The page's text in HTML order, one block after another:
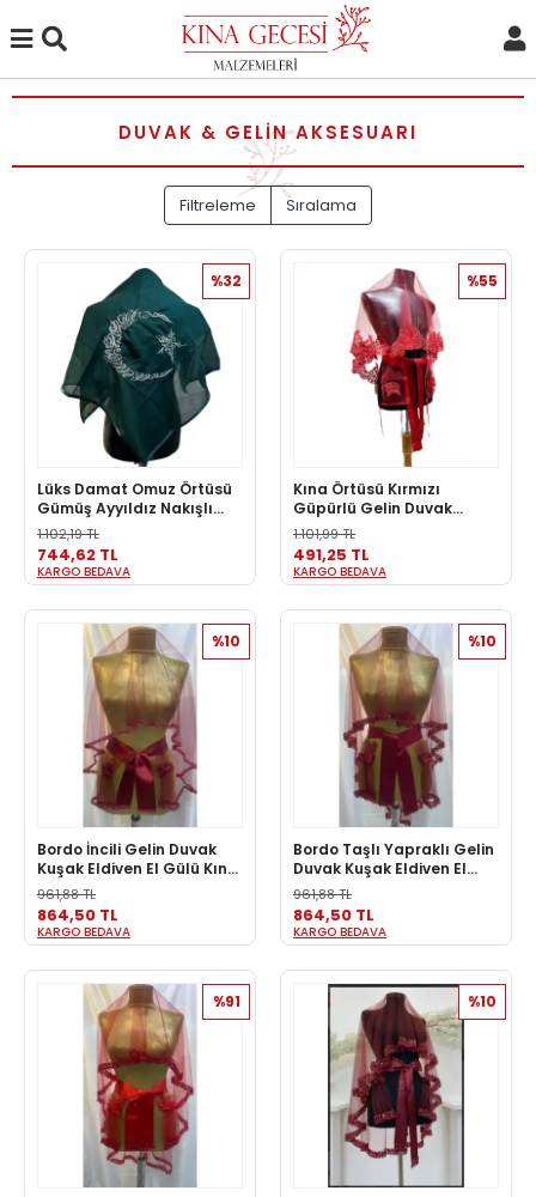
DUVAK & GELIN AKSESUARI
Filtreleme Sıralama
Lüks Damat Omuz Örtüsü
Gümüş Ayyıldız Nakışlı
Kına Şalı Erkek Kına Örtüsü
KARGO BEDAVA
%32
1.102,19 TL
744,62 TL
Kına Örtüsü Kırmızı
Güpürlü Gelin Duvak
Kuşak Eldiven El Gülü Set
Gelin Örtü Kına Seti
KARGO BEDAVA
%55
1.101,99 TL
491,25 TL
Bordo İncili Gelin Duvak
Kuşak Eldiven El Gülü Kına
Örtüsü Gelin Örtü Kına
Seti
KARGO BEDAVA
%10
961,88 TL
864,50 TL
Bordo Taşlı Yapraklı Gelin
Duvak Kuşak Eldiven El
Gülü Kına Örtüsü Gelin
Örtü Kına Seti Gelin
KARGO BEDAVA
%10
961,88 TL
864,50 TL
%91 %10